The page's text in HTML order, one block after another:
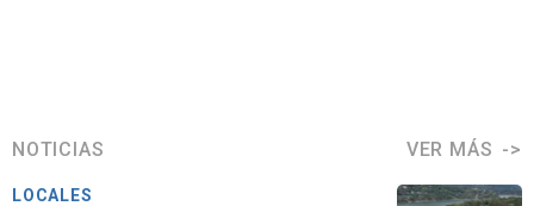
NOTICIAS VER MÁS
LOCALES